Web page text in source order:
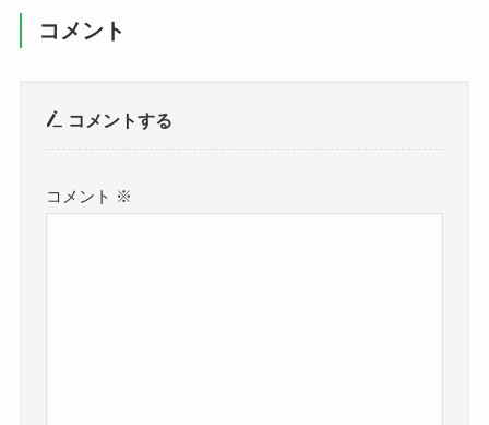
コメント
コメントする
コメント ※